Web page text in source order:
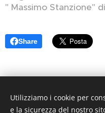
" Massimo Stanzione"
Share
Utilizziamo i cookie per
e la sicurezza del nostro